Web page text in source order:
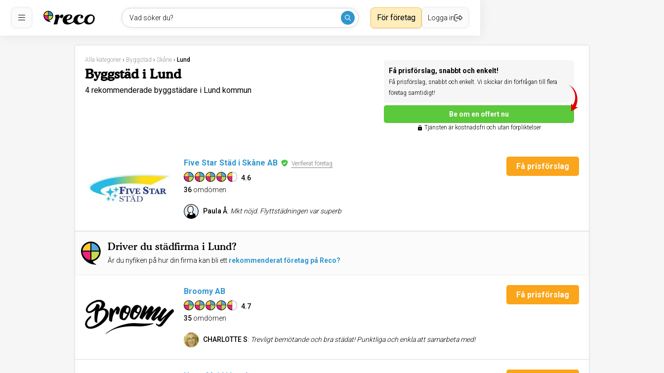
Vad söker du? För företag Logga in
Alla kategorier › Byggstäd › Skåne › Lund
Byggstäd i Lund
4 rekommenderade byggstädare i Lund kommun
Få prisförslag, snabbt och enkelt!
Få prisförslag, snabbt och enkelt. Vi skickar din förfrågan till flera
företag samtidigt!
Be om en offert nu
Tjänsten är kostnadsfri och utan förpliktelser
Five Star Städ i Skåne AB Verifierat företag
4.6
36 omdömen
Få prisförslag
Paula Å: Mkt nöjd. Flyttstädningen var superb
Driver du städfirma i Lund?
Är du nyfiken på hur din firma kan bli ett rekommenderat företag på Reco?
Broomy AB
4.7
35 omdömen
Få prisförslag
CHARLOTTE S: Trevligt bemötande och bra städat! Punktliga och enkla att samarbeta med!